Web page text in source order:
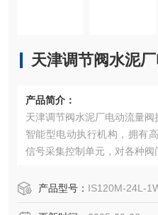
天津调节阀水泥
产品简介：
天津调节阀水泥厂电动流量阀
智能型电动执行机构，拥有
信号采集控制单元，对各种阀
产品型号： IS120M-24L-